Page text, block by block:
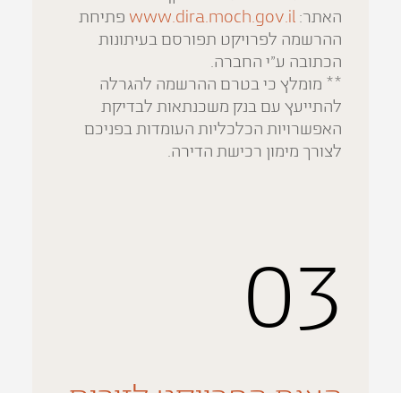
האתר: www.dira.moch.gov.il פתיחת
ההרשמה לפרויקט תפורסם בעיתונות
הכתובה ע"י החברה.
** מומלץ כי בטרם ההרשמה להגרלה
להתייעץ עם בנק משכנתאות לבדיקת
האפשרויות הכלכליות העומדות בפניכם
לצורך מימון רכישת הדירה.
03